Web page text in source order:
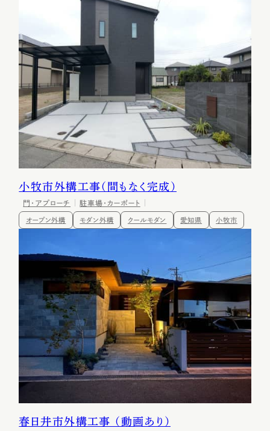
小牧市外構工事（間もなく完成）
門・アプローチ 駐車場・カーポート
オープン外構 モダン外構 クールモダン 愛知県 小牧市
春日井市外構工事 （動画あり）